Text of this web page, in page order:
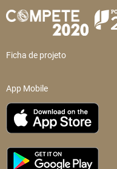
Ficha de projeto
App Mobile